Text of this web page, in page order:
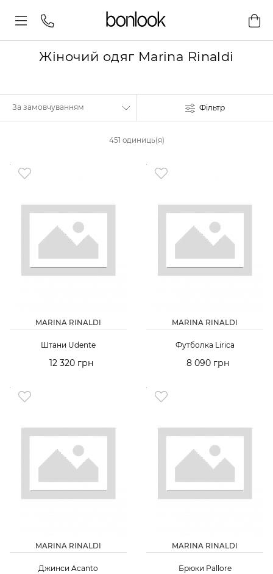
Жіночий одяг Marina Rinaldi
Фільтр
451 одиниць(я)
MARINA RINALDI
Штани Udente
12 320 грн
MARINA RINALDI
Футболка Lirica
8 090 грн
MARINA RINALDI
Джинси Acanto
MARINA RINALDI
Брюки Pallore